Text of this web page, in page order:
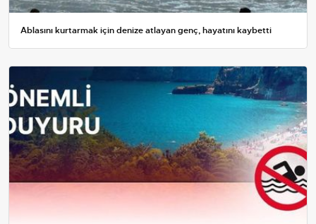
Ablasını kurtarmak için denize atlayan genç, hayatını kaybetti